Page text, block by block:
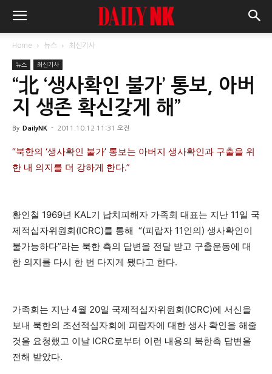
Home 뉴스 최신기사
뉴스 최신기사
“北 ‘생사확인 불가’ 통보, 아버
지 생존 확신갖게 해”
By DailyNK - 2011.10.12 11:31 오전
“북한의 ‘생사확인 불가’ 통보는 아버지 생사확인과 구출을 위
한 내 의지를 더 강하게 한다.”
황인철 1969년 KAL기 납치피해자 가족회 대표는 지난 11일 국
제적십자위원회(ICRC)를 통해 “(피랍자 11인의) 생사확인이
불가능하다”라는 북한 측의 답변을 전달 받고 구출운동에 대
한 의지를 다시 한 번 다지게 됐다고 한다.
가족회는 지난 4월 20일 국제적십자위원회(ICRC)에 서신을
보내 북한의 조선적십자회에 피랍자에 대한 생사 확인을 해줄
것을 요청했고 이날 ICRC로부터 이런 내용의 북한측 답변을
전해 받았다.